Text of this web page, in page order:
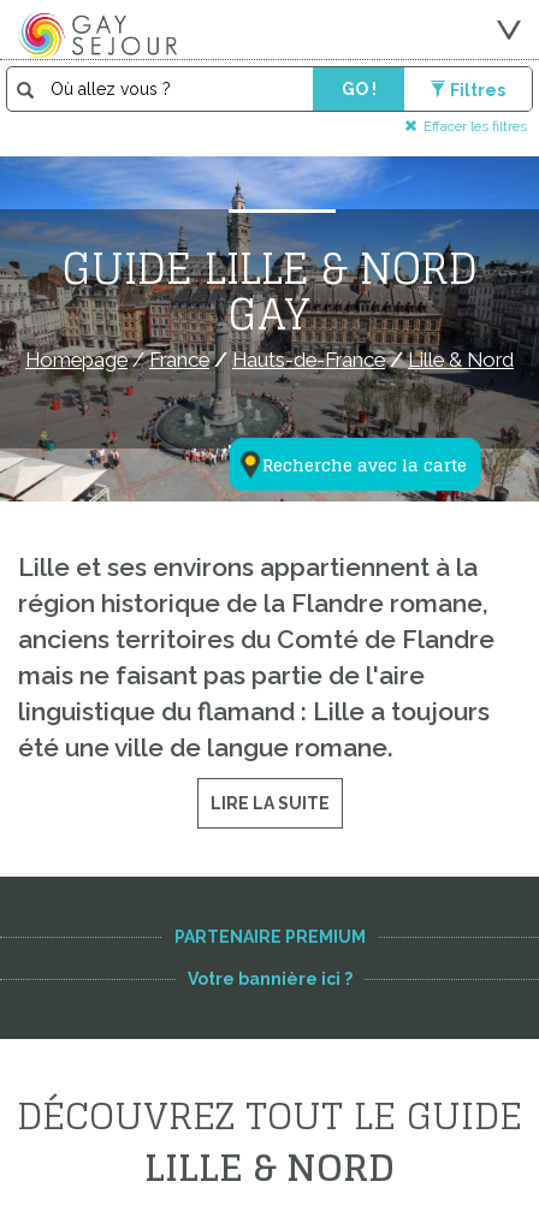
GO ! Filtres
Effacer les filtres
Recherche avec la carte
GUIDE LILLE & NORD
GAY
Homepage/France/Hauts-de-France/Lille & Nord
Lille et ses environs appartiennent à la
région historique de la Flandre romane,
anciens territoires du Comté de Flandre
mais ne faisant pas partie de l'aire
linguistique du flamand : Lille a toujours
été une ville de langue romane.
LIRE LA SUITE
PARTENAIRE PREMIUM
Votre bannière ici ?
DÉCOUVREZ TOUT LE GUIDE
LILLE & NORD